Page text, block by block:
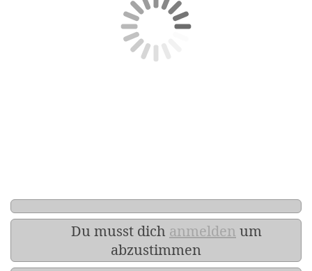
Du musst dich anmelden um
abzustimmen